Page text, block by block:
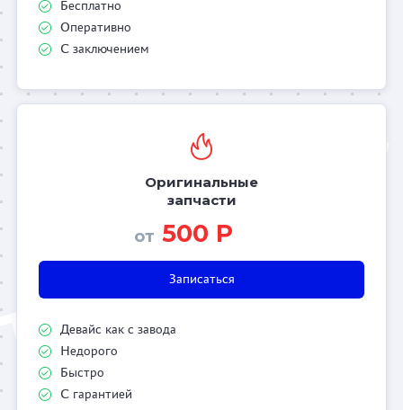
Бесплатно
Оперативно
С заключением
Оригинальные
запчасти
от 500 Р
Записаться
Девайс как с завода
Недорого
Быстро
С гарантией